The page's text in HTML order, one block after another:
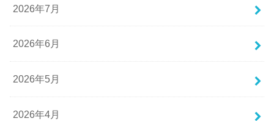
2026年7月
2026年6月
2026年5月
2026年4月